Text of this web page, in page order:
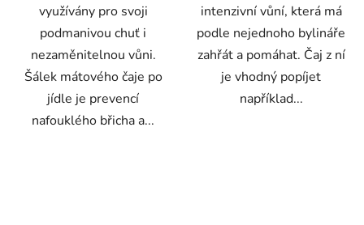
využívány pro svoji
podmanivou chuť i
nezaměnitelnou vůni.
Šálek mátového čaje po
jídle je prevencí
nafouklého břicha a...
intenzivní vůní, která má
podle nejednoho bylináře
zahřát a pomáhat. Čaj z ní
je vhodný popíjet
například...